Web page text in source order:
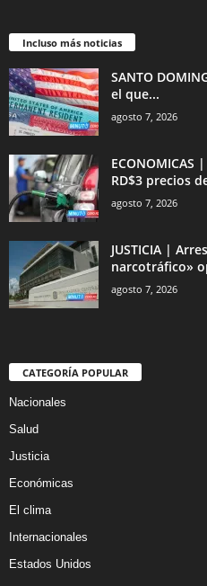
Incluso más noticias
SANTO
el que...
agosto 7, 2026
RD$3 precios
agosto 7, 2026
JUSTICIA |
narcotráfico»
agosto 7, 2026
CATEGORÍA POPULAR
Nacionales
Salud
Justicia
Económicas
El clima
Internacionales
Estados Unidos